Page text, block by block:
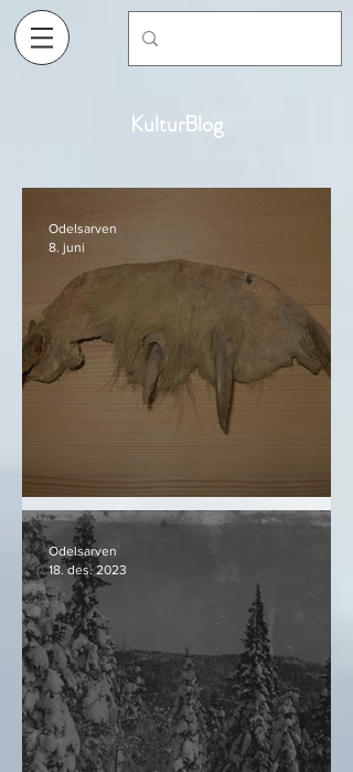
KulturBlog
Bjørnekloa
Odelsarven
8. juni
Odelsarven
18. des. 2023